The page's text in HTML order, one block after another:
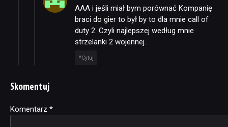
AAA i jeśli miał bym porównać Kompanię
braci do gier to był by to dla mnie call of
duty 2. Czyli najlepszej według mnie
strzelanki 2 wojennej.
Cytuj
Skomentuj
Komentarz *
Alternative: